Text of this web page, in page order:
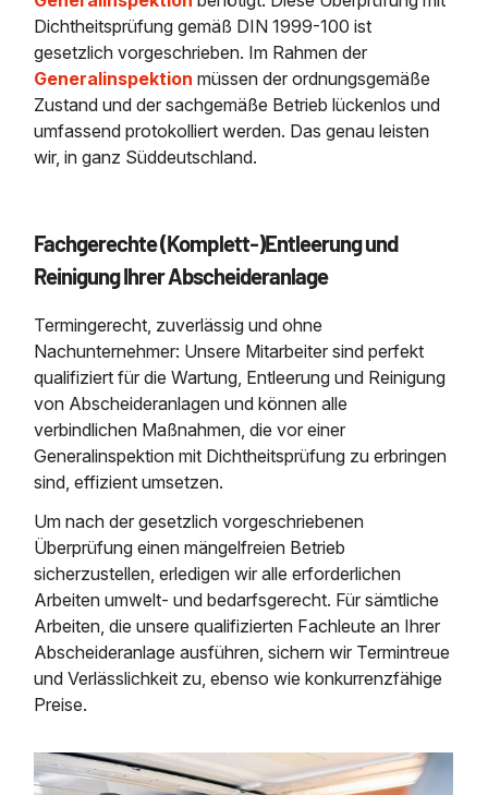
Grubenentleerung
24h Notdienst
Kosten Preise
Dükerreinigung
Grubenentleerung und
Sickerschacht Reinigung
Abfallzwischenlager
Austausch von
Mobile Schlamm-
Fermenter-Entleerung
Regenrückhaltebecken
Entschlammung
Trockensaugen von
Heizung / Sanitär
Tiefbau
Unternehmen
Stellenangebote
Dichtheitsprüfung gemäß DIN 1999-100 ist
gesetzlich vorgeschrieben. Im Rahmen der
Generalinspektion müssen der ordnungsgemäße
Zustand und der sachgemäße Betrieb lückenlos und
umfassend protokolliert werden. Das genau leisten
wir, in ganz Süddeutschland.
Fachgerechte (Komplett‐)Entleerung und
Reinigung Ihrer Abscheideranlage
Termingerecht, zuverlässig und ohne
Nachunternehmer: Unsere Mitarbeiter sind perfekt
qualifiziert für die Wartung, Entleerung und Reinigung
von Abscheideranlagen und können alle
verbindlichen Maßnahmen, die vor einer
Generalinspektion mit Dichtheitsprüfung zu erbringen
sind, effizient umsetzen.
Um nach der gesetzlich vorgeschriebenen
Überprüfung einen mängelfreien Betrieb
sicherzustellen, erledigen wir alle erforderlichen
Arbeiten umwelt‐ und bedarfsgerecht. Für sämtliche
Arbeiten, die unsere qualifizierten Fachleute an Ihrer
Abscheideranlage ausführen, sichern wir Termintreue
und Verlässlichkeit zu, ebenso wie konkurrenzfähige
Preise.